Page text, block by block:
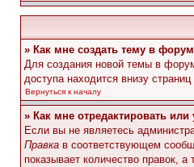
» Как мне создать тему в
Для создания новой темы в
доступа находится внизу
Вернуться к началу
» Как мне отредактировать
Если вы не являетесь
Правка в соответствующем
показывает количество правок,